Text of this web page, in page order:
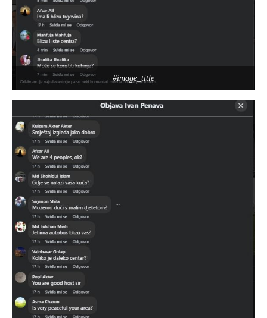
#image_title